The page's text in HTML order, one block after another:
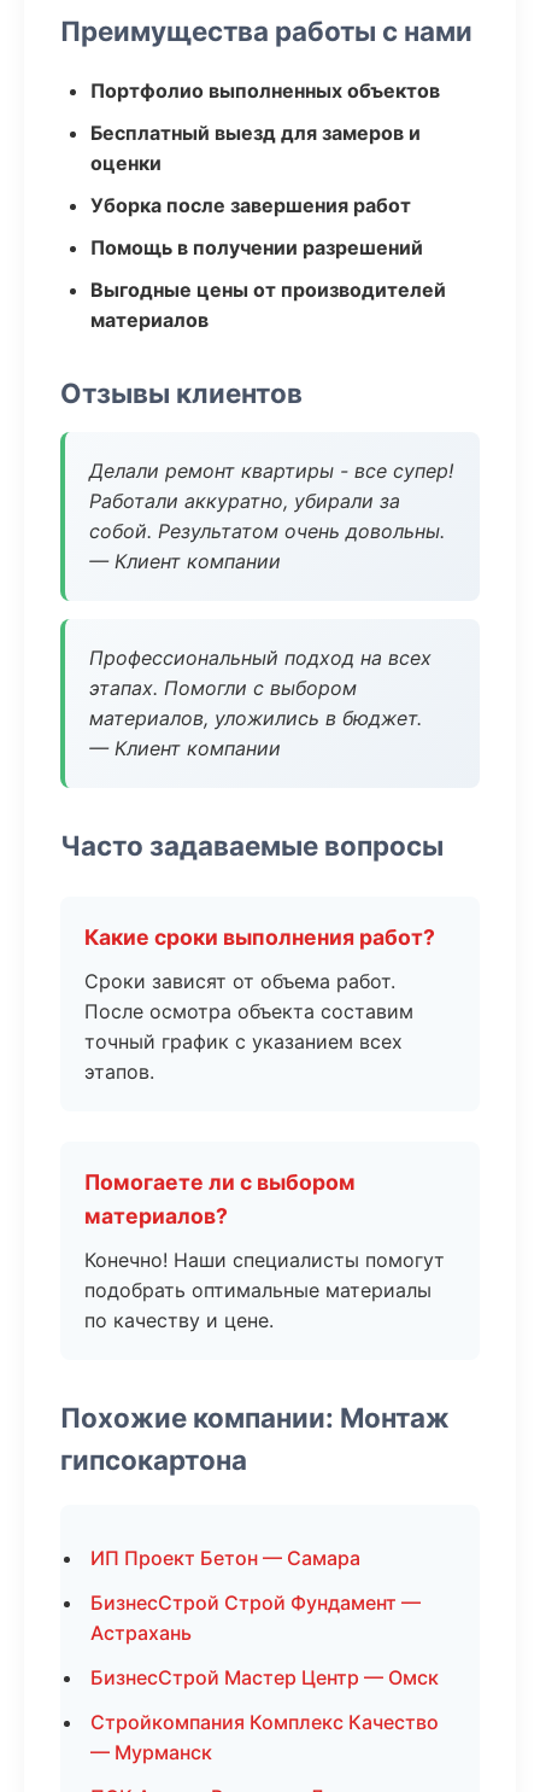
Преимущества работы с нами
Портфолио выполненных объектов
Бесплатный выезд для замеров и
оценки
Уборка после завершения работ
Помощь в получении разрешений
Выгодные цены от производителей
материалов
Отзывы клиентов
Делали ремонт квартиры - все супер!
Работали аккуратно, убирали за
собой. Результатом очень довольны.
— Клиент компании
Профессиональный подход на всех
этапах. Помогли с выбором
материалов, уложились в бюджет.
— Клиент компании
Часто задаваемые вопросы
Какие сроки выполнения работ?
Сроки зависят от объема работ.
После осмотра объекта составим
точный график с указанием всех
этапов.
Помогаете ли с выбором
материалов?
Конечно! Наши специалисты помогут
подобрать оптимальные материалы
по качеству и цене.
Похожие компании: Монтаж
гипсокартона
ИП Проект Бетон — Самара
БизнесСтрой Строй Фундамент —
Астрахань
БизнесСтрой Мастер Центр — Омск
Стройкомпания Комплекс Качество
— Мурманск